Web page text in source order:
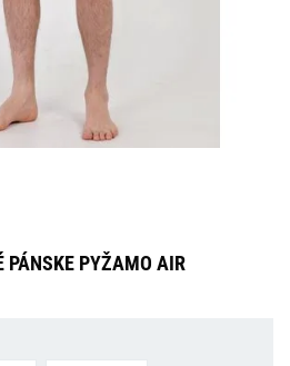
PÁNSKE PYŽAMO AIR